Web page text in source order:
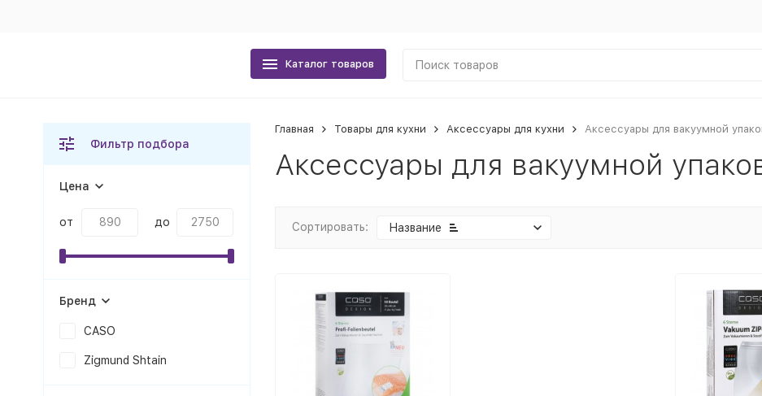
Каталог товаров
Главная Товары для кухни Аксессуары для кухни Аксессуары для вакуумной
Аксессуары для вакуумной
Сортировать: Название
Фильтр подбора
Цена
от до
Бренд
CASO
Zigmund Shtain